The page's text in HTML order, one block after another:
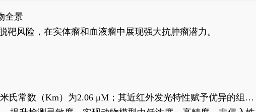
全景
风险，在实体瘤和血液瘤中展现强大抗肿瘤潜力。
氏常数（Km）为2.06 μM；其近红外发光特性赋予优异的组织
侵入式生物发光动态追踪。